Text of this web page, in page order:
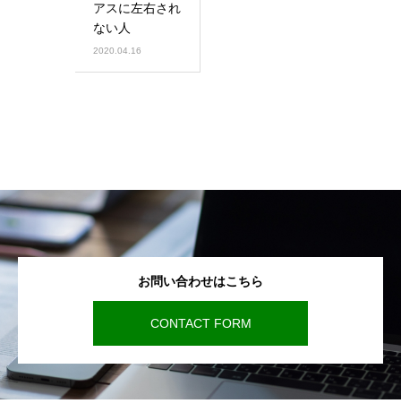
アスに左右され
ない人
2020.04.16
お問い合わせはこちら
CONTACT FORM